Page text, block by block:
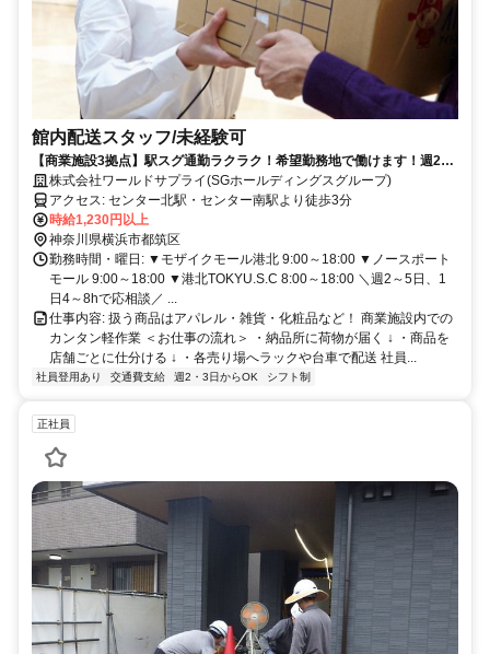
館内配送スタッフ/未経験可
【商業施設3拠点】駅スグ通勤ラクラク！希望勤務地で働けます！週2日
～1日3h～OK！扶養内OK！未経験歓迎！
株式会社ワールドサプライ(SGホールディングスグループ)
アクセス: センター北駅・センター南駅より徒歩3分
時給1,230円以上
神奈川県横浜市都筑区
勤務時間・曜日: ▼モザイクモール港北 9:00～18:00 ▼ノースポート
モール 9:00～18:00 ▼港北TOKYU.S.C 8:00～18:00 ＼週2～5日、1
日4～8hで応相談／ ...
仕事内容: 扱う商品はアパレル・雑貨・化粧品など！ 商業施設内での
カンタン軽作業 ＜お仕事の流れ＞ ・納品所に荷物が届く ↓ ・商品を
店舗ごとに仕分ける ↓ ・各売り場へラックや台車で配送 社員...
社員登用あり 交通費支給 週2・3日からOK シフト制
正社員